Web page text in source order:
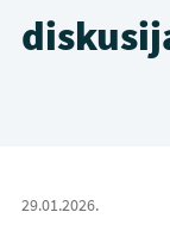
29.01.2026.